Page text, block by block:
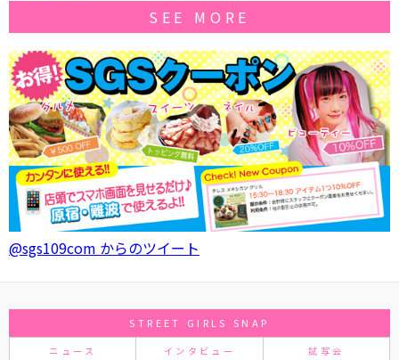
SEE MORE
@sgs109com からのツイート
STREET GIRLS SNAP
ニュース インタビュー 試写会